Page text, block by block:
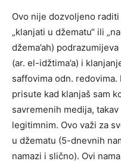
Ovo nije dozvoljeno
„klanjati u džematu“ ili
džema’ah)
(ar. el-idžtima’a) i
saffovima odn.
prisute kad klanjaš sam
savremenih medija,
legitimnim. Ovo važi za
u džematu (5-dnevnih
namazi i slično). Ovi